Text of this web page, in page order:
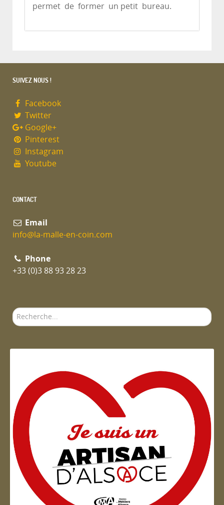
permet de former un petit bureau.
SUIVEZ NOUS !
Facebook
Twitter
Google+
Pinterest
Instagram
Youtube
CONTACT
Email
info@la-malle-en-coin.com
Phone
+33 (0)3 88 93 28 23
Rechercher